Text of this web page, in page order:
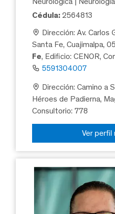
Cédula: 2564813
Dirección: Av. Carlos
Santa Fe, Cuajimalpa,
Fe, Edificio: CENOR,
5591304007
Dirección: Camino a
Héroes de Padierna,
Consultorio: 778
Ver perfil